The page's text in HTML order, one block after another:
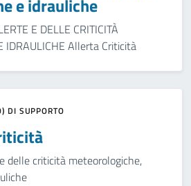
e idrauliche
E DELLE CRITICITÀ
IDRAULICHE Allerta Criticità
DI SUPPORTO
delle criticità meteorologiche,